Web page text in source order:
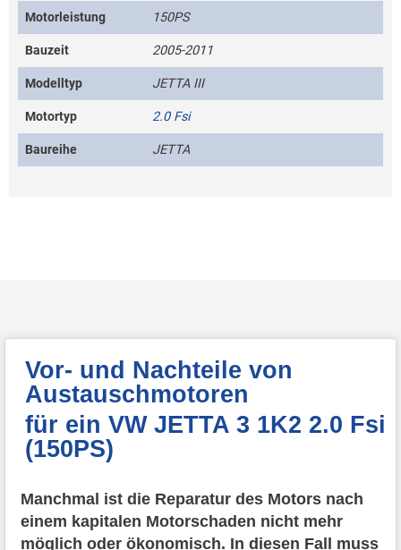
Motorleistung 150PS
Bauzeit 2005-2011
Modelltyp JETTA III
Motortyp 2.0 Fsi
Baureihe JETTA
Vor- und Nachteile von
Austauschmotoren
für ein VW JETTA 3 1K2 2.0 Fsi
(150PS)
Manchmal ist die Reparatur des Motors nach
einem kapitalen Motorschaden nicht mehr
möglich oder ökonomisch. In diesen Fall muss